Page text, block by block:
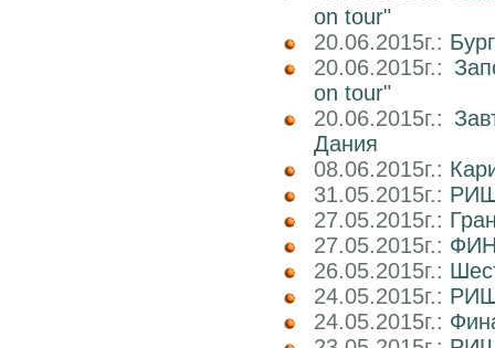
on tour"
20.06.2015г.:
20.06.2015г.:
on tour"
20.06.2015г.:
Дания
08.06.2015г.:
31.05.2015г.:
27.05.2015г.:
27.05.2015г.:
26.05.2015г.:
24.05.2015г.: РИШ
24.05.2015г.: